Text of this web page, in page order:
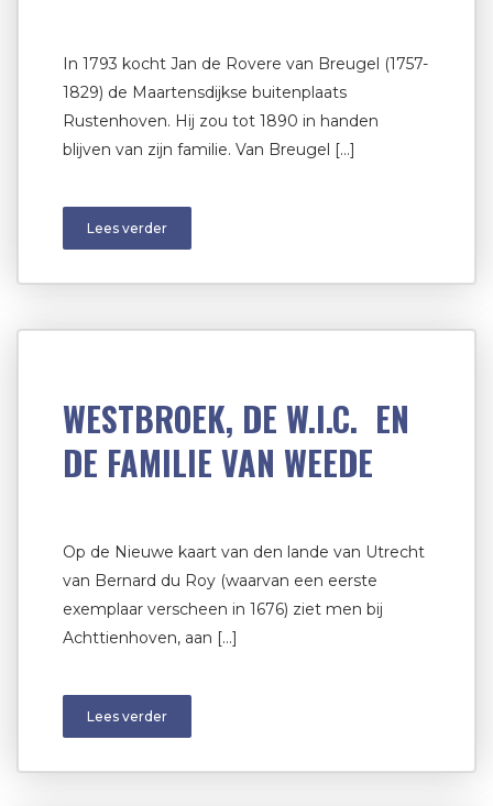
In 1793 kocht Jan de Rovere van Breugel (1757-
1829) de Maartensdijkse buitenplaats
Rustenhoven. Hij zou tot 1890 in handen
blijven van zijn familie. Van Breugel […]
Lees verder
WESTBROEK, DE W.I.C. EN
DE FAMILIE VAN WEEDE
Op de Nieuwe kaart van den lande van Utrecht
van Bernard du Roy (waarvan een eerste
exemplaar verscheen in 1676) ziet men bij
Achttienhoven, aan […]
Lees verder